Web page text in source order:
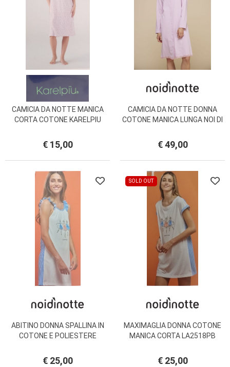
CAMICIA DA NOTTE MANICA
CORTA COTONE KARELPIU
€ 15,00
CAMICIA DA NOTTE DONNA
COTONE MANICA LUNGA NOI DI
€ 49,00
ABITINO DONNA SPALLINA IN
COTONE E POLIESTERE
€ 25,00
SOLD OUT
MAXIMAGLIA DONNA COTONE
MANICA CORTA LA2518PB
€ 25,00